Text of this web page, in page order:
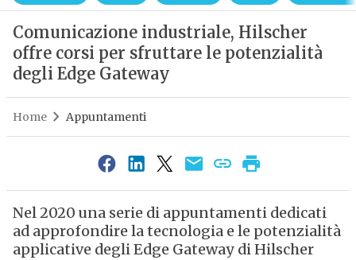
Comunicazione industriale, Hilscher
offre corsi per sfruttare le potenzialità
degli Edge Gateway
Home Appuntamenti
Nel 2020 una serie di appuntamenti dedicati
ad approfondire la tecnologia e le potenzialità
applicative degli Edge Gateway di Hilscher